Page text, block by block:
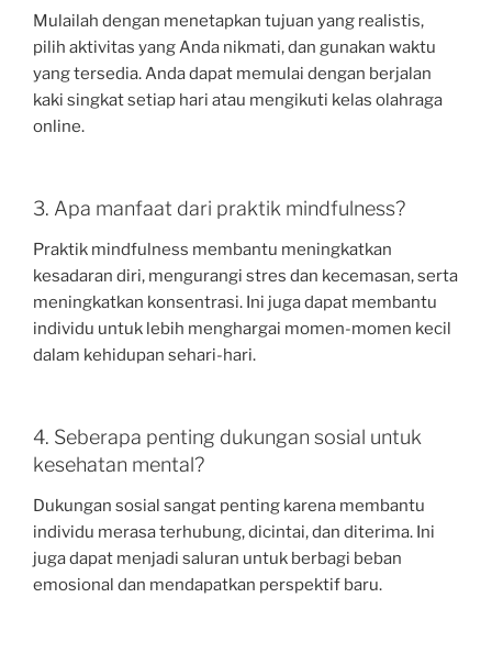
Mulailah dengan menetapkan tujuan yang realistis,
pilih aktivitas yang Anda nikmati, dan gunakan waktu
yang tersedia. Anda dapat memulai dengan berjalan
kaki singkat setiap hari atau mengikuti kelas olahraga
online.
3. Apa manfaat dari praktik mindfulness?
Praktik mindfulness membantu meningkatkan
kesadaran diri, mengurangi stres dan kecemasan, serta
meningkatkan konsentrasi. Ini juga dapat membantu
individu untuk lebih menghargai momen-momen kecil
dalam kehidupan sehari-hari.
4. Seberapa penting dukungan sosial untuk
kesehatan mental?
Dukungan sosial sangat penting karena membantu
individu merasa terhubung, dicintai, dan diterima. Ini
juga dapat menjadi saluran untuk berbagi beban
emosional dan mendapatkan perspektif baru.